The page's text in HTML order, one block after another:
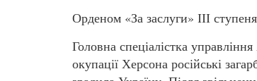
Орденом «За заслуги» ІІІ
Головна спеціалістка
окупації Херсона російські